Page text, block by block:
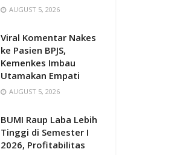
AUGUST 5, 2026
Viral Komentar Nakes
ke Pasien BPJS,
Kemenkes Imbau
Utamakan Empati
AUGUST 5, 2026
BUMI Raup Laba Lebih
Tinggi di Semester I
2026, Profitabilitas